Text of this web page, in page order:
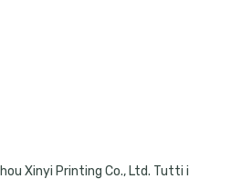
Xinyi Printing Co., Ltd. Tutti i